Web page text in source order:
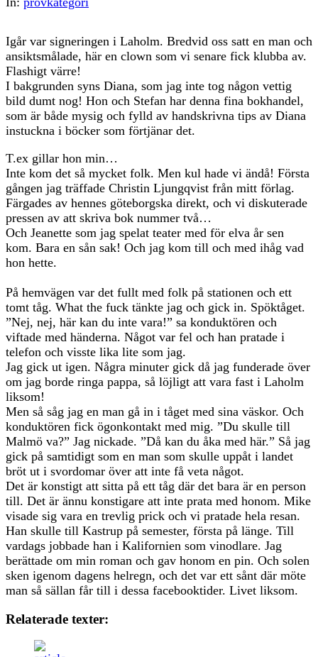
Igår var signeringen i Laholm. Bredvid oss satt en man och
ansiktsmålade, här en clown som vi senare fick klubba av.
Flashigt värre!
I bakgrunden syns Diana, som jag inte tog någon vettig
bild dumt nog! Hon och Stefan har denna fina bokhandel,
som är både mysig och fylld av handskrivna tips av Diana
instuckna i böcker som förtjänar det.
T.ex gillar hon min…
Inte kom det så mycket folk. Men kul hade vi ändå! Första
gången jag träffade Christin Ljungqvist från mitt förlag.
Färgades av hennes göteborgska direkt, och vi diskuterade
pressen av att skriva bok nummer två…
Och Jeanette som jag spelat teater med för elva år sen
kom. Bara en sån sak! Och jag kom till och med ihåg vad
hon hette.
På hemvägen var det fullt med folk på stationen och ett
tomt tåg. What the fuck tänkte jag och gick in. Spöktåget.
”Nej, nej, här kan du inte vara!” sa konduktören och
viftade med händerna. Något var fel och han pratade i
telefon och visste lika lite som jag.
Jag gick ut igen. Några minuter gick då jag funderade över
om jag borde ringa pappa, så löjligt att vara fast i Laholm
liksom!
Men så såg jag en man gå in i tåget med sina väskor. Och
konduktören fick ögonkontakt med mig. ”Du skulle till
Malmö va?” Jag nickade. ”Då kan du åka med här.” Så jag
gick på samtidigt som en man som skulle uppåt i landet
bröt ut i svordomar över att inte få veta något.
Det är konstigt att sitta på ett tåg där det bara är en person
till. Det är ännu konstigare att inte prata med honom. Mike
visade sig vara en trevlig prick och vi pratade hela resan.
Han skulle till Kastrup på semester, första på länge. Till
vardags jobbade han i Kalifornien som vinodlare. Jag
berättade om min roman och gav honom en pin. Och solen
sken igenom dagens helregn, och det var ett sånt där möte
man så sällan får till i dessa facebooktider. Livet liksom.
Relaterade texter: